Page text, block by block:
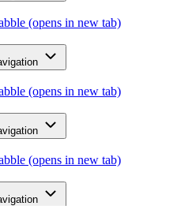
(opens in new tab)
(opens in new tab)
(opens in new tab)